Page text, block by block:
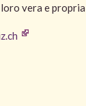
vera e